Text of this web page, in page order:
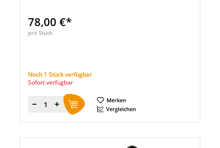
78,00 €*
pro Stück
Noch 1 Stück verfügbar
Sofort verfügbar
Menge
Merken
Vergleichen